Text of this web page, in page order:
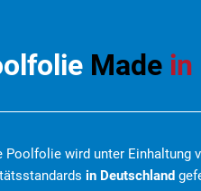
Made in
Poolfolie wird unter Einhaltung
in Deutschland